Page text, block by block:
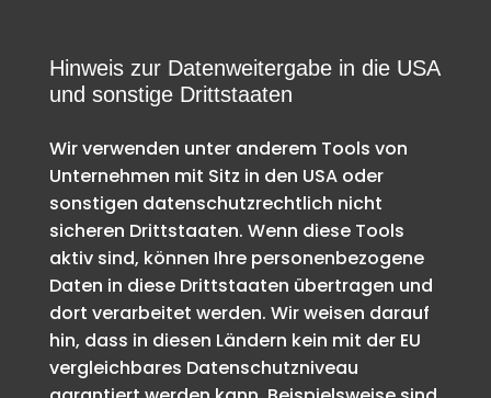
Hinweis zur Datenweitergabe in die USA
und sonstige Drittstaaten
Wir verwenden unter anderem Tools von
Unternehmen mit Sitz in den USA oder
sonstigen datenschutzrechtlich nicht
sicheren Drittstaaten. Wenn diese Tools
aktiv sind, können Ihre personenbezogene
Daten in diese Drittstaaten übertragen und
dort verarbeitet werden. Wir weisen darauf
hin, dass in diesen Ländern kein mit der EU
vergleichbares Datenschutzniveau